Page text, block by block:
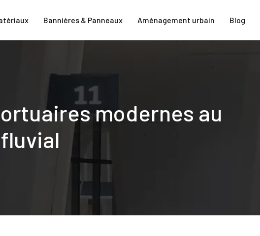
Bannières & Panneaux Aménagement urbain Blog
modernes au